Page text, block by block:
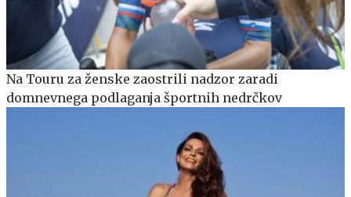
Na Touru za ženske zaostrili nadzor zaradi
domnevnega podlaganja športnih nedrčkov